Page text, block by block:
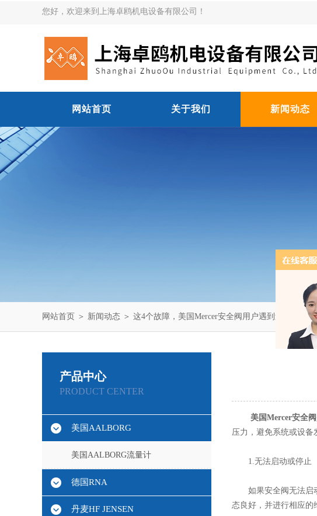
您好，欢迎来到上海卓鸥机电设备有限公司！
网站首页 关于我们 新闻动态
网站首页 ＞ 新闻动态 ＞ 这4个故障，美国Mercer安全阀用户遇到过吗？
产品中心
PRODUCT CENTER
美国AALBORG
美国AALBORG流量计
德国RNA
丹麦HF JENSEN
美国Mercer安全阀
压力，避免系统或设备
1.无法启动或停止
如果安全阀无法启动
态良好，并进行相应的